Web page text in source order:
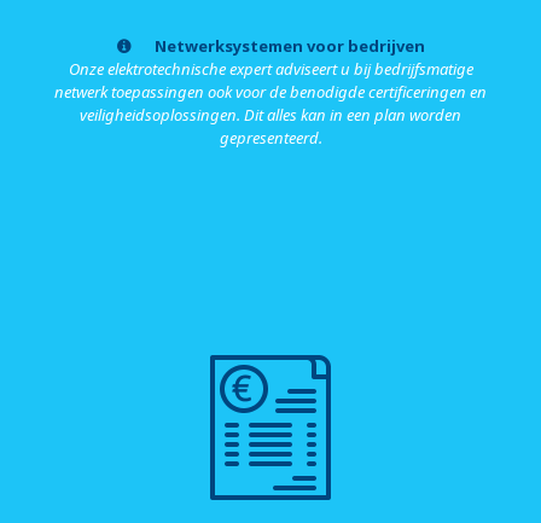
Netwerksystemen voor bedrijven
Onze elektrotechnische expert adviseert u bij bedrijfsmatige
netwerk toepassingen ook voor de benodigde certificeringen en
veiligheidsoplossingen. Dit alles kan in een plan worden
gepresenteerd.